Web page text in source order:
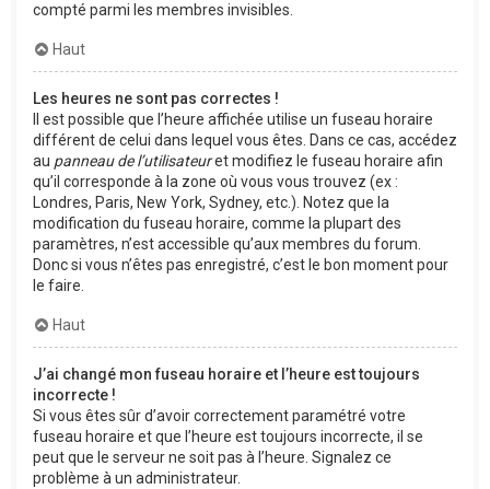
compté parmi les membres invisibles.
Haut
Les heures ne sont pas correctes !
Il est possible que l’heure affichée utilise un fuseau horaire
différent de celui dans lequel vous êtes. Dans ce cas, accédez
au panneau de l’utilisateuret modifiez le fuseau horaire afin
qu’il corresponde à la zone où vous vous trouvez (ex :
Londres, Paris, New York, Sydney, etc.). Notez que la
modification du fuseau horaire, comme la plupart des
paramètres, n’est accessible qu’aux membres du forum.
Donc si vous n’êtes pas enregistré, c’est le bon moment pour
le faire.
Haut
J’ai changé mon fuseau horaire et l’heure est toujours
incorrecte !
Si vous êtes sûr d’avoir correctement paramétré votre
fuseau horaire et que l’heure est toujours incorrecte, il se
peut que le serveur ne soit pas à l’heure. Signalez ce
problème à un administrateur.